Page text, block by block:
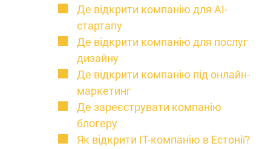
Де відкрити компанію для AI-
стартапу
Де відкрити компанію для послуг
дизайну
Де відкрити компанію під онлайн-
маркетинг
Де зареєструвати компанію
блогеру
Як відкрити IT-компанію в Естонії?